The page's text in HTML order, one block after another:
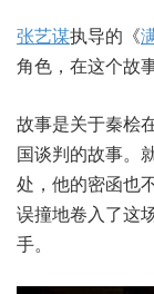
张艺谋执导的《
角色，在这个故
故事是关于秦桧
国谈判的故事。
处，他的密函也
误撞地卷入了这
手。